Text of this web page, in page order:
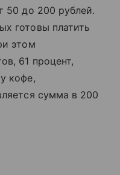
50 до 200 рублей.
готовы платить
этом
61 процент,
кофе,
сумма в 200